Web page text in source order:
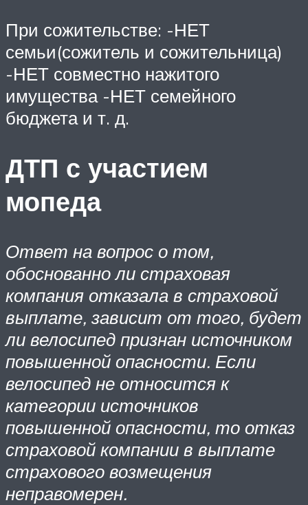
При сожительстве: -НЕТ
семьи(сожитель и сожительница)
-НЕТ совместно нажитого
имущества -НЕТ семейного
бюджета и т. д.
ДТП с участием
мопеда
Ответ на вопрос о том,
обоснованно ли страховая
компания отказала в страховой
выплате, зависит от того, будет
ли велосипед признан источником
повышенной опасности. Если
велосипед не относится к
категории источников
повышенной опасности, то отказ
страховой компании в выплате
страхового возмещения
неправомерен.